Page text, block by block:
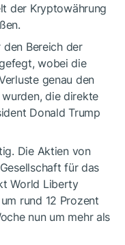
der Kryptowährung
Bereich der
wobei die
genau den
die direkte
Donald Trump
Die Aktien von
für das
World Liberty
rund 12 Prozent
nun um mehr als